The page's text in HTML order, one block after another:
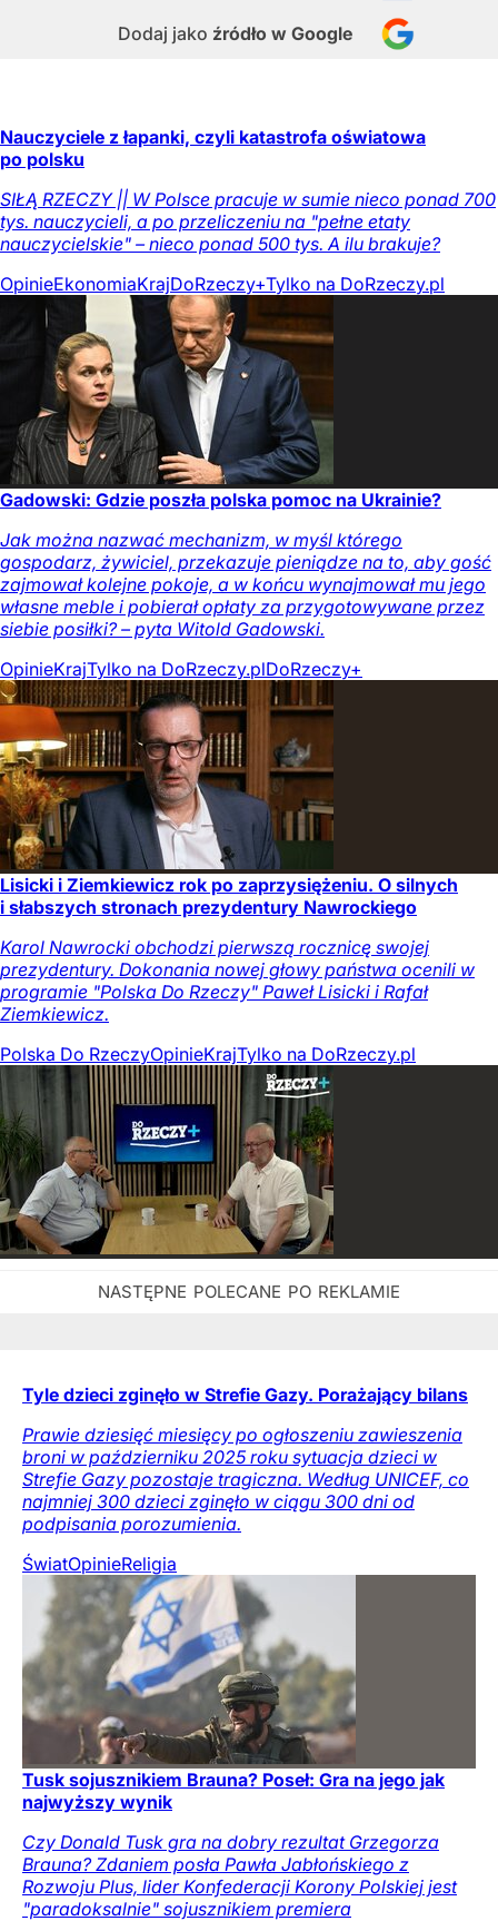
Dodaj jako źródło w Google
Nauczyciele z łapanki, czyli katastrofa oświatowa
po polsku
SIŁĄ RZECZY || W Polsce pracuje w sumie nieco ponad 700
tys. nauczycieli, a po przeliczeniu na "pełne etaty
nauczycielskie" – nieco ponad 500 tys. A ilu brakuje?
OpinieEkonomiaKrajDoRzeczy+Tylko na DoRzeczy.pl
Gadowski: Gdzie poszła polska pomoc na Ukrainie?
Jak można nazwać mechanizm, w myśl którego
gospodarz, żywiciel, przekazuje pieniądze na to, aby gość
zajmował kolejne pokoje, a w końcu wynajmował mu jego
własne meble i pobierał opłaty za przygotowywane przez
siebie posiłki? – pyta Witold Gadowski.
OpinieKrajTylko na DoRzeczy.plDoRzeczy+
Lisicki i Ziemkiewicz rok po zaprzysiężeniu. O silnych
i słabszych stronach prezydentury Nawrockiego
Karol Nawrocki obchodzi pierwszą rocznicę swojej
prezydentury. Dokonania nowej głowy państwa ocenili w
programie "Polska Do Rzeczy" Paweł Lisicki i Rafał
Ziemkiewicz.
Polska Do RzeczyOpinieKrajTylko na DoRzeczy.pl
Tyle dzieci zginęło w Strefie Gazy. Porażający bilans
Prawie dziesięć miesięcy po ogłoszeniu zawieszenia
broni w październiku 2025 roku sytuacja dzieci w
Strefie Gazy pozostaje tragiczna. Według UNICEF, co
najmniej 300 dzieci zginęło w ciągu 300 dni od
podpisania porozumienia.
ŚwiatOpinieReligia
Tusk sojusznikiem Brauna? Poseł: Gra na jego jak
najwyższy wynik
Czy Donald Tusk gra na dobry rezultat Grzegorza
Brauna? Zdaniem posła Pawła Jabłońskiego z
Rozwoju Plus, lider Konfederacji Korony Polskiej jest
"paradoksalnie" sojusznikiem premiera